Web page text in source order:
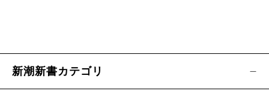
新潮新書カテゴリ